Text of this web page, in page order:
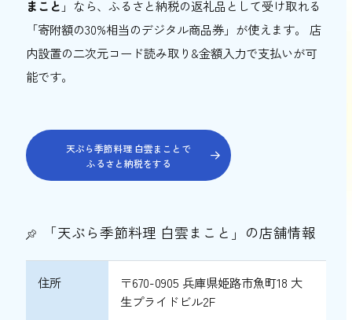
まこと 」なら、ふるさと納税の返礼品として受け取れる
「寄附額の30%相当のデジタル商品券」が使えます。 店
内設置の二次元コード読み取り&金額入力で支払いが可
能です。
天ぷら季節料理 白雲まことで
ふるさと納税をする
「天ぷら季節料理 白雲まこと」の店舗情報
住所
〒670-0905 兵庫県姫路市魚町18 大
生プライドビル2F